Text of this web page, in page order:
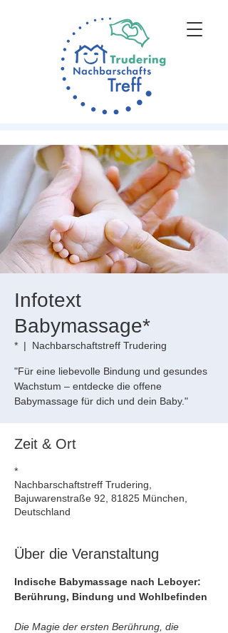
Infotext
Babymassage*
*
  |
Nachbarschaftstreff Trudering
"Für eine liebevolle Bindung und gesundes
Wachstum – entdecke die offene
Babymassage für dich und dein Baby."
Zeit & Ort
*
Nachbarschaftstreff Trudering,
Bajuwarenstraße 92, 81825 München,
Deutschland
Über die Veranstaltung
Indische Babymassage nach Leboyer:
Berührung, Bindung und Wohlbefinden
Die Magie der ersten Berührung, die